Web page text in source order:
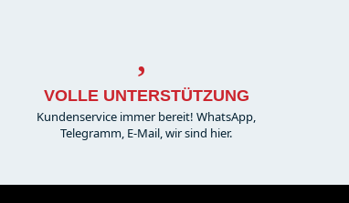
VOLLE UNTERSTÜTZUNG
Kundenservice immer bereit! WhatsApp,
Telegramm, E-Mail, wir sind hier.